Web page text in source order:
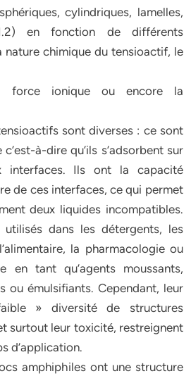
cylindriques, lamelles,
en fonction de différents
nature chimique du tensioactif, le
force ionique ou encore la
sont diverses : ce sont
à-dire qu’ils s’adsorbent sur
interfaces. Ils ont la capacité
de ces interfaces, ce qui permet
deux liquides incompatibles.
dans les détergents, les
la pharmacologie ou
en tant qu’agents moussants,
ou émulsifiants. Cependant, leur
» diversité de structures
surtout leur toxicité, restreignent
d’application.
amphiphiles ont une structure